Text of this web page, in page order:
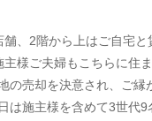
、2階から上はご自宅
様ご夫婦もこちらに住ま
の売却を決意され、ご縁
は施主様を含めて3世代